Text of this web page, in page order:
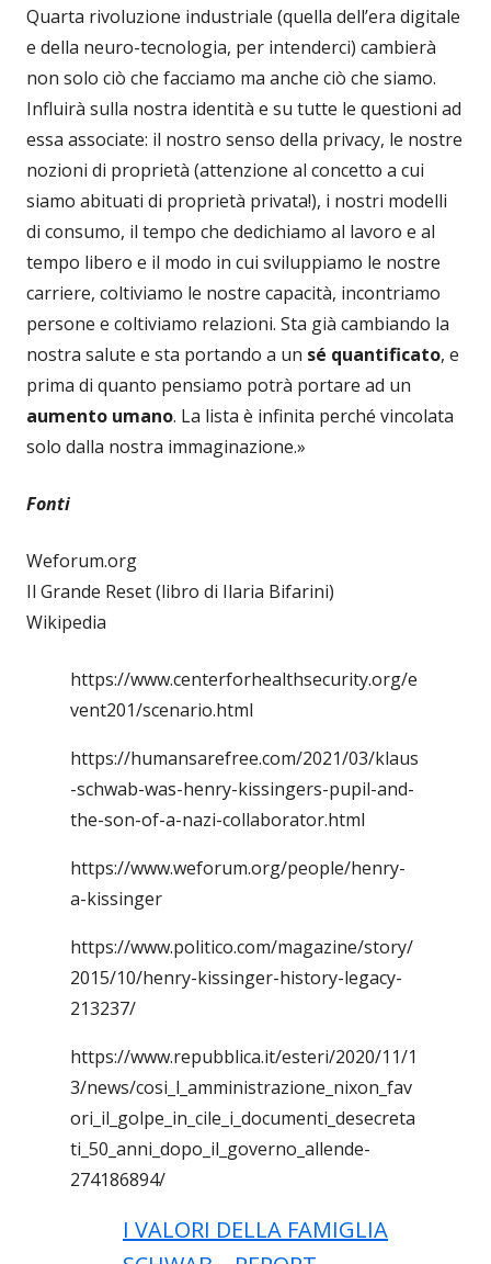
Quarta rivoluzione industriale (quella dell’era digitale
e della neuro-tecnologia, per intenderci) cambierà
non solo ciò che facciamo ma anche ciò che siamo.
Influirà sulla nostra identità e su tutte le questioni ad
essa associate: il nostro senso della privacy, le nostre
nozioni di proprietà (attenzione al concetto a cui
siamo abituati di proprietà privata!), i nostri modelli
di consumo, il tempo che dedichiamo al lavoro e al
tempo libero e il modo in cui sviluppiamo le nostre
carriere, coltiviamo le nostre capacità, incontriamo
persone e coltiviamo relazioni. Sta già cambiando la
nostra salute e sta portando a un sé quantificato, e
prima di quanto pensiamo potrà portare ad un
aumento umano. La lista è infinita perché vincolata
solo dalla nostra immaginazione.»
Fonti
Weforum.org
Il Grande Reset (libro di Ilaria Bifarini)
Wikipedia
https://www.centerforhealthsecurity.org/e
vent201/scenario.html
https://humansarefree.com/2021/03/klaus
-schwab-was-henry-kissingers-pupil-and-
the-son-of-a-nazi-collaborator.html
https://www.weforum.org/people/henry-
a-kissinger
https://www.politico.com/magazine/story/
2015/10/henry-kissinger-history-legacy-
213237/
https://www.repubblica.it/esteri/2020/11/1
3/news/cosi_l_amministrazione_nixon_fav
ori_il_golpe_in_cile_i_documenti_desecreta
ti_50_anni_dopo_il_governo_allende-
274186894/
I VALORI DELLA FAMIGLIA